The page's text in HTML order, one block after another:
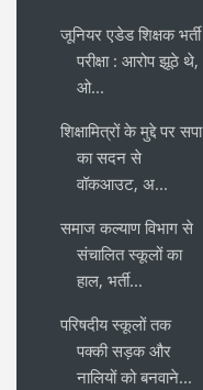
जूनियर एडेड शिक्षक भर्ती
परीक्षा : आरोप झूठे थे,
ओ...
शिक्षामित्रों के मुद्दे पर सपा
का सदन से
वॉकआउट, अ...
समाज कल्याण विभाग से
संचालित स्कूलों का
हाल, भर्ती...
परिषदीय स्कूलों तक
पक्की सड़क और
नालियों को बनवाने...